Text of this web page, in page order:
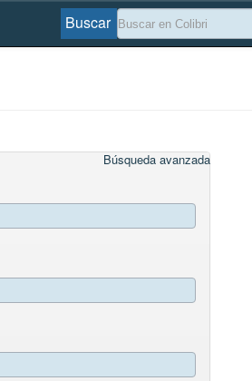
Buscar
Búsqueda avanzada